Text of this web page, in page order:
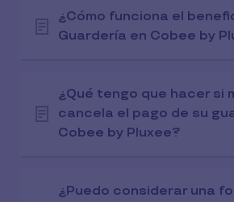
¿Cómo funciona el
Guardería en Cobee by
¿Qué tengo que hacer si
cancela el pago de su
Cobee by Pluxee?
¿Puedo considerar una